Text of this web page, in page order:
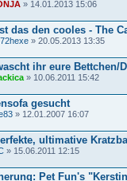
» 14.01.2013 15:06
das den cooles - The
» 20.05.2013 13:35
ihr eure Bettchen/
» 10.06.2011 15:42
gesucht
» 12.01.2007 16:07
ultimative
» 15.06.2011 12:15
Pet Fun's